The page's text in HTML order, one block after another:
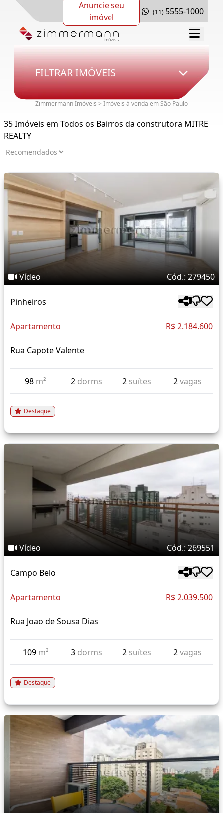
Anuncie seu
imóvel
(11) 5555-1000
FILTRAR IMÓVEIS
Zimmermann Imóveis > Imóveis à venda em São Paulo
35 Imóveis em Todos os Bairros da construtora MITRE
REALTY
Vídeo Cód.: 279450
Pinheiros
Apartamento R$ 2.184.600
Rua Capote Valente
98 m² 2 dorms 2 suítes 2vagas
Destaque
Vídeo Cód.: 269551
Campo Belo
Apartamento R$ 2.039.500
Rua Joao de Sousa Dias
109 m² 3 dorms 2 suítes 2vagas
Destaque